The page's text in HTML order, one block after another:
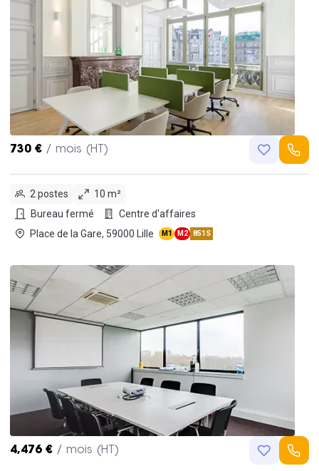
730 € / mois (HT)
2 postes
10 m²
Bureau fermé
Centre d'affaires
Place de la Gare, 59000 Lille
M1 M2 851S
4,476 € / mois (HT)